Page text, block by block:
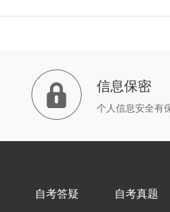
信息保密
个人信息安全有
自考答疑 自考真题